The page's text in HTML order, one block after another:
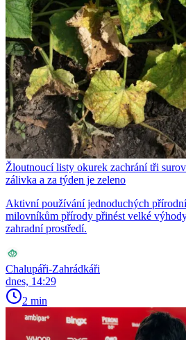
Žloutnoucí listy okurek zachrání tři
zálivka a za týden je zeleno
Aktivní používání jednoduchých
milovníkům přírody přinést velké
zahradní prostředí.
Chalupáři-Zahrádkáři
dnes, 14:29
2 min